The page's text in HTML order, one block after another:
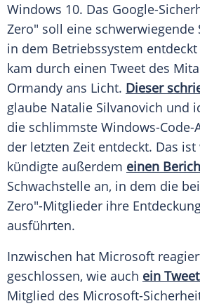
Windows 10. Das Google-
Zero" soll eine schwerwiegende
in dem Betriebssystem
kam durch einen Tweet des
Ormandy ans Licht. Dieser
glaube Natalie Silvanovich und
die schlimmste Windows-Code-
der letzten Zeit entdeckt. Das
kündigte außerdem einen
Schwachstelle an, in dem die
Zero"-Mitglieder ihre
ausführten.
Inzwischen hat Microsoft
geschlossen, wie auch ein
Mitglied des Microsoft-